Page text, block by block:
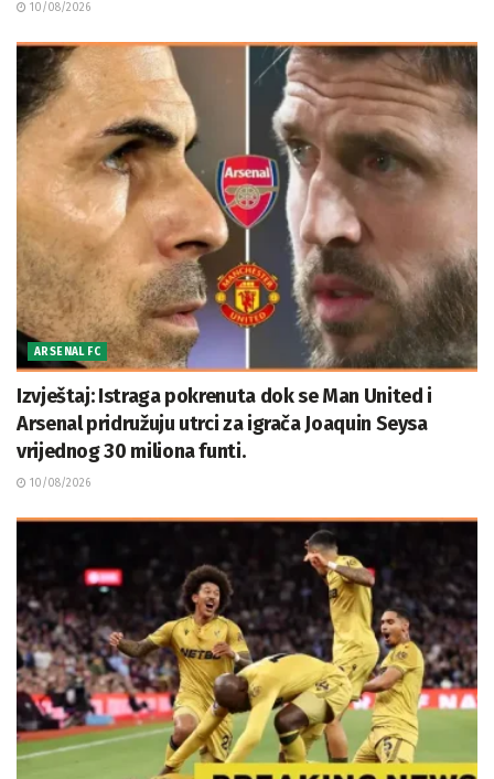
10/08/2026
ARSENAL FC
Izvještaj: Istraga pokrenuta dok se Man United i
Arsenal pridružuju utrci za igrača Joaquin Seysa
vrijednog 30 miliona funti.
10/08/2026